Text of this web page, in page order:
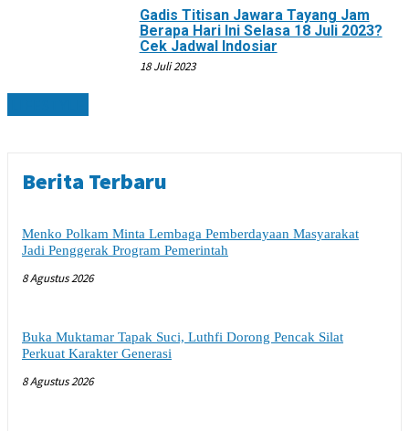
Gadis Titisan Jawara Tayang Jam
Berapa Hari Ini Selasa 18 Juli 2023?
Cek Jadwal Indosiar
18 Juli 2023
Berita Terbaru
Menko Polkam Minta Lembaga Pemberdayaan Masyarakat
Jadi Penggerak Program Pemerintah
8 Agustus 2026
Buka Muktamar Tapak Suci, Luthfi Dorong Pencak Silat
Perkuat Karakter Generasi
8 Agustus 2026